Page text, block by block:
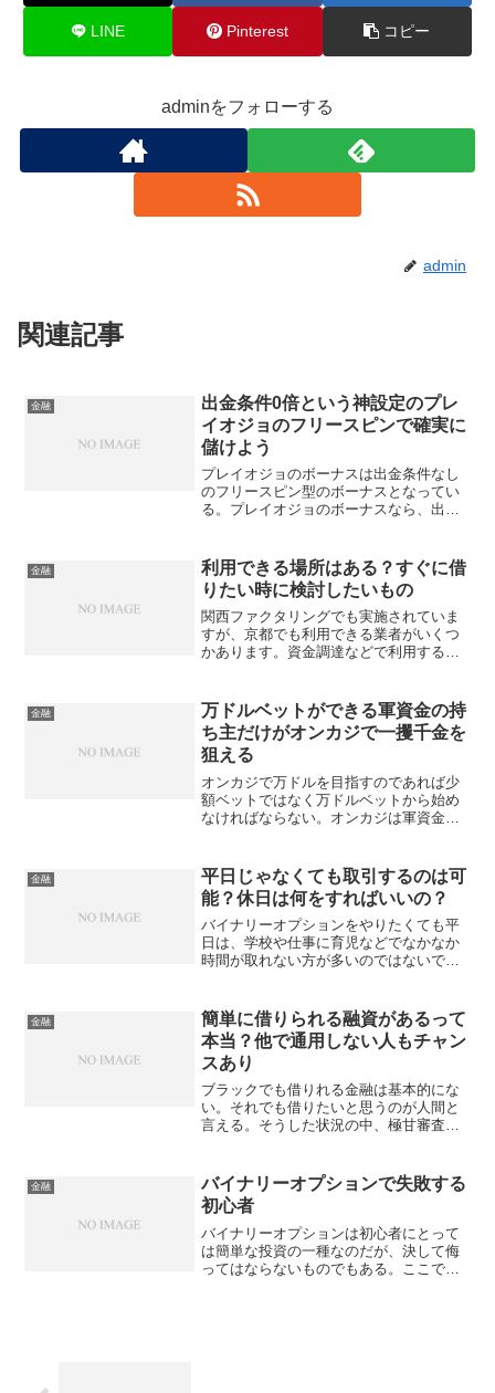
LINE Pinterest コピー
adminをフォローする
admin
関連記事
金融
出金条件0倍という神設定のプレ
イオジョのフリースピンで確実に
儲けよう
プレイオジョのボーナスは出金条件なし
のフリースピン型のボーナスとなってい
る。プレイオジョのボーナスなら、出金
め、ほかのオンカジより簡単に儲けられ
る。プレイオジョのフリースピンを受け
取って確実な勝利金をゲットしよう。
金融
利用できる場所はある？すぐに借
りたい時に検討したいもの
関西ファクタリングでも実施されていま
すが、京都でも利用できる業者がいくつ
かあります。資金調達などで利用する際
す。手続きの時間等も踏まえた上で、利
用する業者を選ぶといいでしょう。
金融
万ドルベットができる軍資金の持
ち主だけがオンカジで一攫千金を
狙える
オンカジで万ドルを目指すのであれば少
額ベットではなく万ドルベットから始め
なければならない。オンカジは軍資金の
目指すという一攫千金の夢は、スタート
地点から間違っているということができ
る。
金融
平日じゃなくても取引するのは可
能？休日は何をすればいいの？
バイナリーオプションをやりたくても平
日は、学校や仕事に育児などでなかなか
時間が取れない方が多いのではないでし
取引できる業者はあるのかやデモの特徴
なども紹介します。
金融
簡単に借りられる融資があるって
本当？他で通用しない人もチャン
スあり
ブラックでも借りれる金融は基本的にな
い。それでも借りたいと思うのが人間と
言える。そうした状況の中、極甘審査フ
資を受けられる可能性がかなり高くなっ
ているものの、本当に安心できるか確認
しておく必要があるだろう。
金融
バイナリーオプションで失敗する
初心者
バイナリーオプションは初心者にとって
は簡単な投資の一種なのだが、決して侮
ってはならないものでもある。ここでは